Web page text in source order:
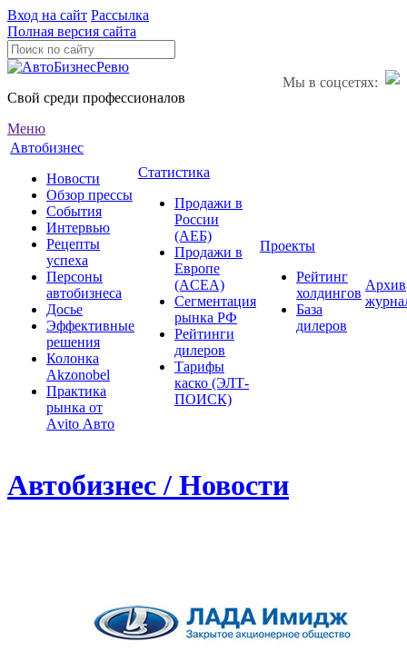
Вход на сайт Рассылка
Полная версия сайта
Мы в соцсетях:
Свой среди профессионалов
Меню
Автобизнес
Новости
Обзор прессы
События
Интервью
Рецепты
успеха
Персоны
автобизнеса
Досье
Эффективные
решения
Колонка
Akzonobel
Практика
рынка от
Аvito Авто
Статистика
Продажи в
России
(АЕБ)
Продажи в
Европе
(ACEA)
Сегментация
рынка РФ
Рейтинги
дилеров
Тарифы
каско (ЭЛТ-
ПОИСК)
Проекты
Рейтинг
холдингов
База
дилеров
Архив
Автобизнес / Новости